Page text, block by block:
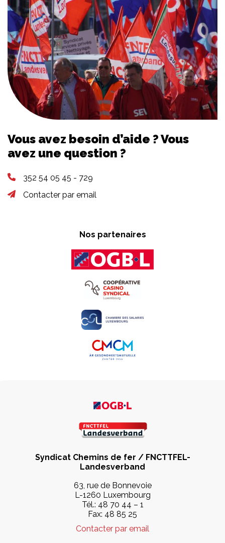
Vous avez besoin d’aide ? Vous
avez une question ?
352 54 05 45 - 729
Contacter par email
Nos partenaires
Syndicat Chemins de fer / FNCTTFEL-
Landesverband
63, rue de Bonnevoie
L-1260 Luxembourg
Tél.: 48 70 44 – 1
Fax: 48 85 25
Contacter par email